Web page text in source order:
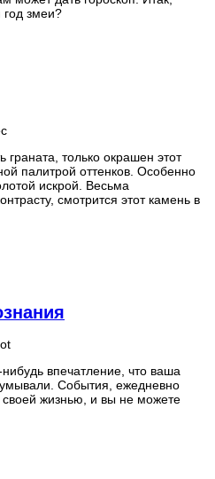
змеи?
граната, только окрашен этот
палитрой оттенков. Особенно
искрой. Весьма
смотрится этот камень в
впечатление, что ваша
События, ежедневно
жизнью, и вы не можете